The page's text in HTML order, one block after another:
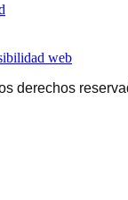
web
derechos